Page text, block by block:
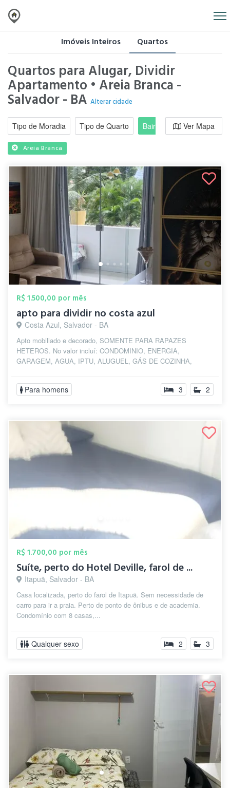
Imóveis Inteiros Quartos
Quartos para Alugar, Dividir
Apartamento • Areia Branca -
Salvador - BA Alterar cidade
Tipo de Moradia Tipo de Quarto Bairro / RegiãoVer Mapa
Areia Branca
R$ 1.500,00 por mês
apto para dividir no costa azul
Costa Azul, Salvador - BA
Apto mobiliado e decorado, SOMENTE PARA RAPAZES
HETEROS. No valor incluí: CONDOMINIO, ENERGIA,
GARAGEM, AGUA, IPTU, ALUGUEL, GÁS DE COZINHA,
Para homens 3 2
R$ 1.700,00 por mês
Suíte, perto do Hotel Deville, farol de ...
Itapuã, Salvador - BA
Casa localizada, perto do farol de Itapuã. Sem necessidade de
carro para ir a praia. Perto de ponto de ônibus e de academia.
Condomínio com 8 casas,...
Qualquer sexo 2 3